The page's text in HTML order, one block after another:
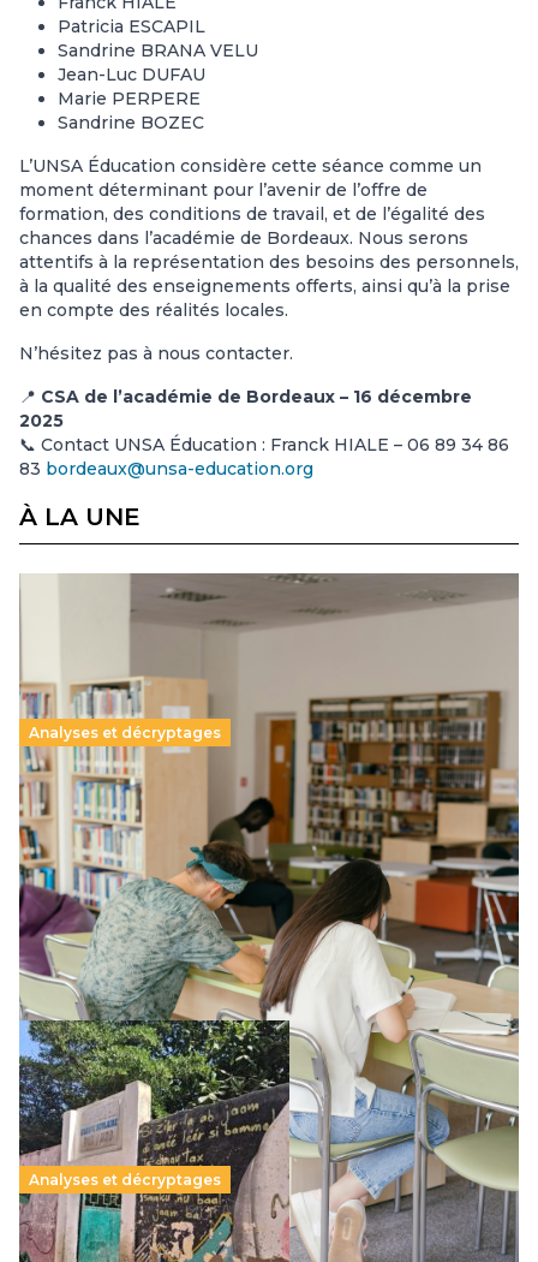
Patricia ESCAPIL
Sandrine BRANA VELU
Jean-Luc DUFAU
Marie PERPERE
Sandrine BOZEC
L’UNSA Éducation considère cette séance comme un
moment déterminant pour l’avenir de l’offre de
formation, des conditions de travail, et de l’égalité des
chances dans l’académie de Bordeaux. Nous serons
attentifs à la représentation des besoins des personnels,
à la qualité des enseignements offerts, ainsi qu’à la prise
en compte des réalités locales.
N’hésitez pas à nous contacter.
📍 CSA de l’académie de Bordeaux – 16 décembre
2025
📞 Contact UNSA Éducation : Franck HIALE – 06 89 34 86
83 bordeaux@unsa-education.org
À LA UNE
Analyses et décryptages
Supérieur privé : une dérive qui met à mal la
promesse républicaine
11 juillet 2026-
Le projet de loi sur la régulation de l’enseignement
supérieur privé met en lumière l’amplification d’un système
qui relègue l’acte pédagogique au superfétatoire, voire à…
Lire la suite →
Analyses et décryptages
258 millions d’enfants victimes de la guerre, des